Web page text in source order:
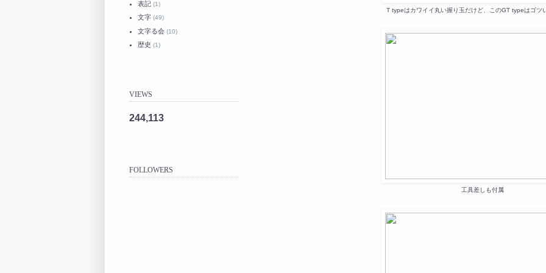
T typeはカワイイ丸い握り玉だけど、このGT typeはゴツ
工具差しも付属
表記 (1)
文字 (49)
文字る会 (10)
歴史 (1)
VIEWS
244,113
FOLLOWERS